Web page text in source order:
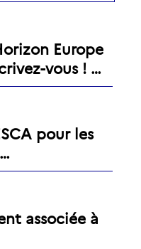
Europe
vous ! …
pour les
associée à